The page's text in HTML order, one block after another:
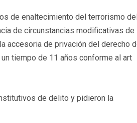
de enaltecimiento del terrorismo del
de circunstancias modificativas de
accesoria de privación del derecho
tiempo de 11 años conforme al art
de delito y pidieron la